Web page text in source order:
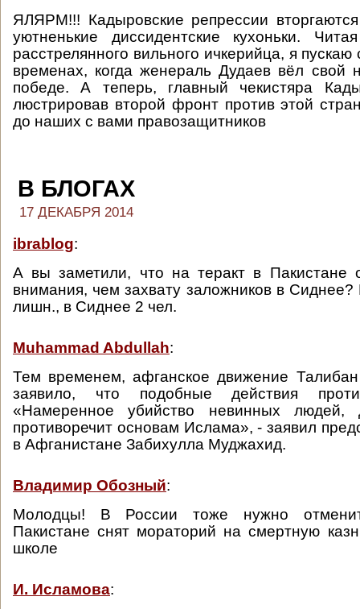
ЯЛЯРМ!!! Кадыровские репрессии
уютненькие диссидентские кухоньки.
расстрелянного вильного ичкерийца, я пускаю
временах, когда женераль Дудаев вёл свой
победе. А теперь, главный чекистяра
люстрировав второй фронт против этой
до наших с вами правозащитников
В БЛОГАХ
17 ДЕКАБРЯ 2014
ibrablog:
А вы заметили, что на теракт в Пакистане
внимания, чем захвату заложников в
лишн., в Сиднее 2 чел.
Muhammad Abdullah:
Тем временем, афганское движение
заявило, что подобные действия
«Намеренное убийство невинных
противоречит основам Ислама», - заявил
в Афганистане Забихулла Муджахид.
Владимир Обозный:
Молодцы! В России тоже нужно
Пакистане снят мораторий на смертную
школе
И. Исламова: